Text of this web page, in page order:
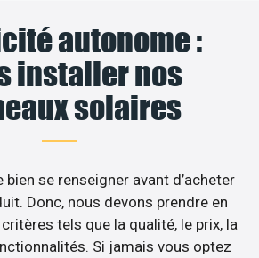
autonome :
installer nos
solaires
se renseigner avant d’acheter
Donc, nous devons prendre en
tels que la qualité, le prix, la
Si jamais vous optez